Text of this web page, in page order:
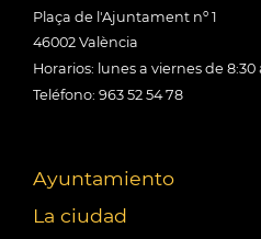
Plaça de l'Ajuntament nº 1
46002 València
Horarios: lunes a viernes de 8:30
Teléfono: 963 52 54 78
Ayuntamiento
La ciudad